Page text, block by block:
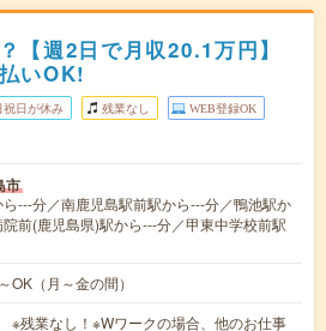
【週2日で月収20.1万円】
いOK!
祝日が休み 残業なし WEB登録OK
市
ら---分／南鹿児島駅前駅から---分／鴨池駅か
前(鹿児島県)駅から---分／甲東中学校前駅
OK（月～金の間）
残業なし！※Wワークの場合、他のお仕事